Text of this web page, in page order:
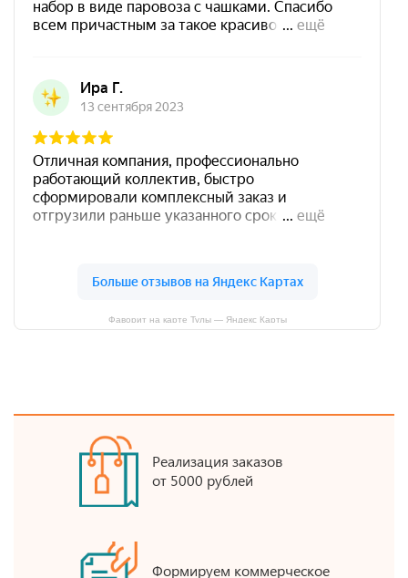
Фаворит на карте Тулы — Яндекс Карты
Реализация заказов
от 5000 рублей
Формируем коммерческое